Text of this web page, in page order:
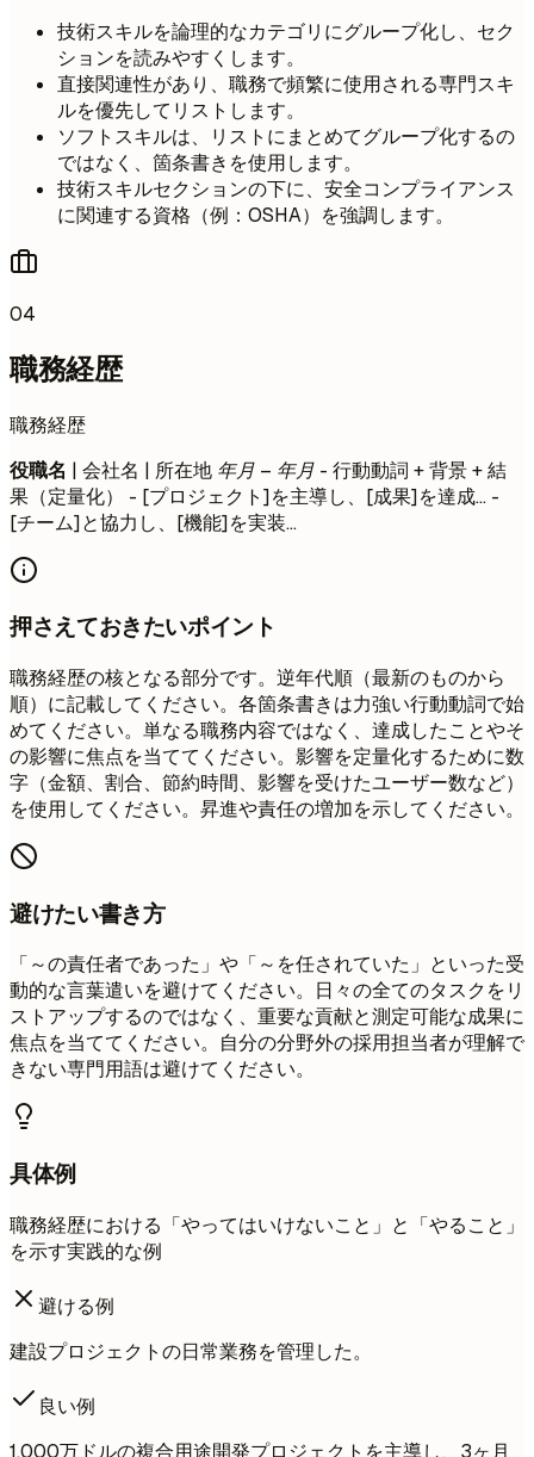
技術スキルを論理的なカテゴリにグループ化し、セク
ションを読みやすくします。
直接関連性があり、職務で頻繁に使用される専門スキ
ルを優先してリストします。
ソフトスキルは、リストにまとめてグループ化するの
ではなく、箇条書きを使用します。
技術スキルセクションの下に、安全コンプライアンス
に関連する資格（例：OSHA）を強調します。
04
職務経歴
職務経歴
役職名 | 会社名 | 所在地 年月 – 年月 - 行動動詞 + 背景 + 結
果（定量化） - [プロジェクト]を主導し、[成果]を達成... -
[チーム]と協力し、[機能]を実装...
押さえておきたいポイント
職務経歴の核となる部分です。逆年代順（最新のものから
順）に記載してください。各箇条書きは力強い行動動詞で始
めてください。単なる職務内容ではなく、達成したことやそ
の影響に焦点を当ててください。影響を定量化するために数
字（金額、割合、節約時間、影響を受けたユーザー数など）
を使用してください。昇進や責任の増加を示してください。
避けたい書き方
「～の責任者であった」や「～を任されていた」といった受
動的な言葉遣いを避けてください。日々の全てのタスクをリ
ストアップするのではなく、重要な貢献と測定可能な成果に
焦点を当ててください。自分の分野外の採用担当者が理解で
きない専門用語は避けてください。
具体例
職務経歴における「やってはいけないこと」と「やること」
を示す実践的な例
避ける例
建設プロジェクトの日常業務を管理した。
良い例
1,000万ドルの複合用途開発プロジェクトを主導し、3ヶ月